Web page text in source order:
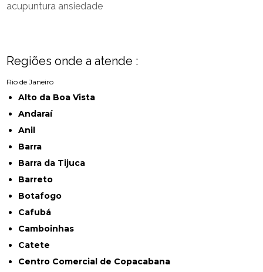
acupuntura ansiedade
Regiões onde a atende :
Rio de Janeiro
Alto da Boa Vista
Andaraí
Anil
Barra
Barra da Tijuca
Barreto
Botafogo
Cafubá
Camboinhas
Catete
Centro Comercial de Copacabana